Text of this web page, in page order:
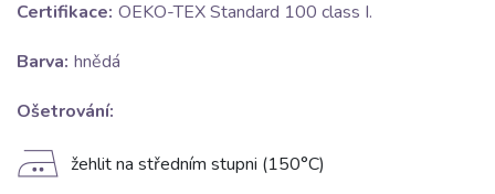
Certifikace: OEKO-TEX Standard 100 class I.
Barva: hnědá
Ošetrování:
E žehlit na středním stupni (150°C)